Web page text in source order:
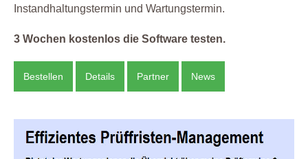
Instandhaltungstermin und Wartungstermin.
3 Wochen kostenlos die Software testen.
Bestellen Details Partner News